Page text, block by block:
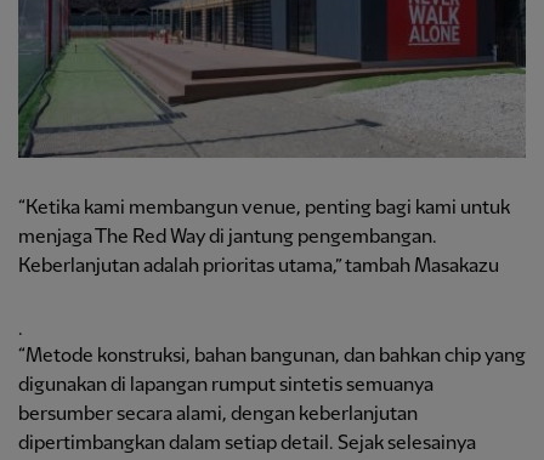
“Ketika kami membangun venue, penting bagi kami untuk
menjaga The Red Way di jantung pengembangan.
Keberlanjutan adalah prioritas utama,” tambah Masakazu
.
“Metode konstruksi, bahan bangunan, dan bahkan chip yang
digunakan di lapangan rumput sintetis semuanya
bersumber secara alami, dengan keberlanjutan
dipertimbangkan dalam setiap detail. Sejak selesainya